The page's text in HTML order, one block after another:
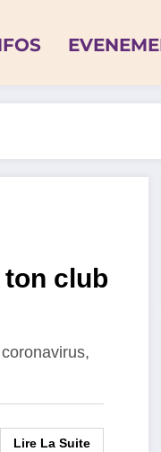
club
Lire La Suite